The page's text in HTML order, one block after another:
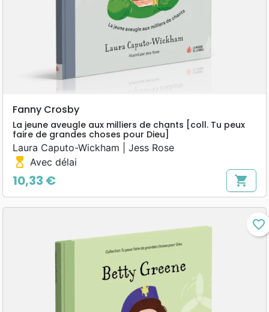
Fanny Crosby
La jeune aveugle aux milliers de chants [coll. Tu peux
faire de grandes choses pour Dieu]
Laura Caputo-Wickham | Jess Rose
hourglass_top Avec délai
Prix
10,33 € shopping_cart
favorite_border